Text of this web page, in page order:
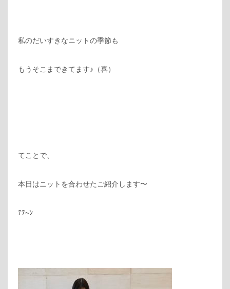
私のだいすきなニットの季節も
もうそこまできてます♪（喜）
てことで、
本日はニットを合わせたご紹介します〜
ﾃﾃ~ﾝ